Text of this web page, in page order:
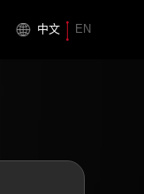
中文 EN